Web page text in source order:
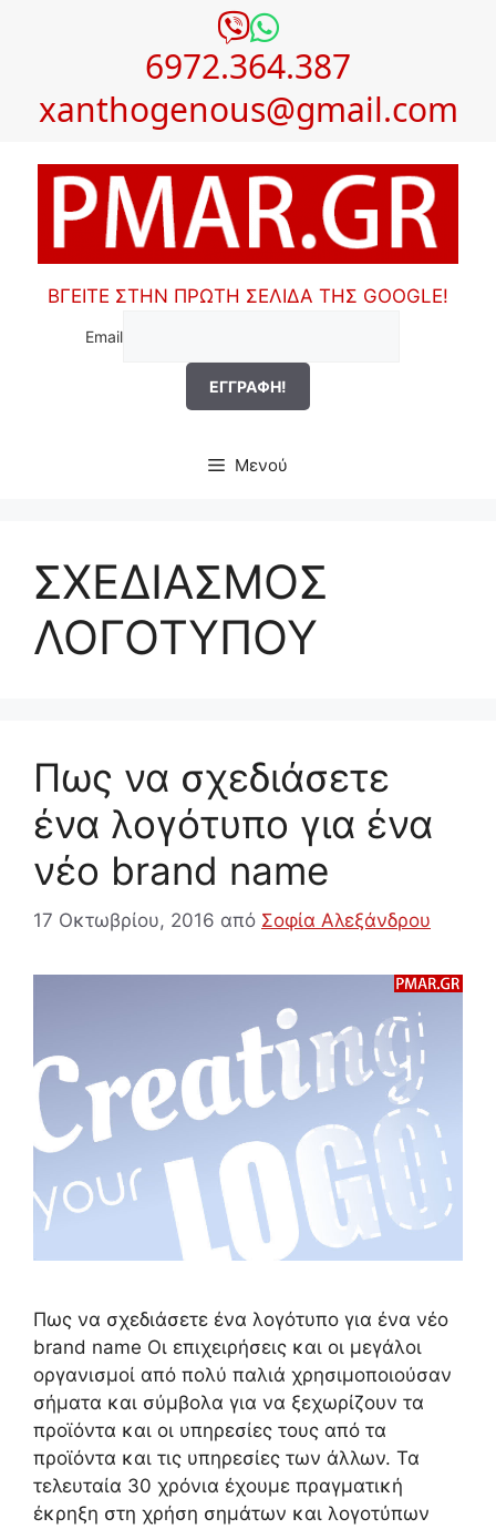
6972.364.387
xanthogenous@gmail.com
ΒΓΕΙΤΕ ΣΤΗΝ ΠΡΩΤΗ ΣΕΛΙΔΑ ΤΗΣ GOOGLE!
Email
Μενού
ΣΧΕΔΙΑΣΜΟΣ
ΛΟΓΟΤΥΠΟΥ
Πως να σχεδιάσετε
ένα λογότυπο για ένα
νέο brand name
17 Οκτωβρίου, 2016 από Σοφία Αλεξάνδρου
Πως να σχεδιάσετε ένα λογότυπο για ένα νέο
brand name Οι επιχειρήσεις και οι μεγάλοι
οργανισμοί από πολύ παλιά χρησιμοποιούσαν
σήματα και σύμβολα για να ξεχωρίζουν τα
προϊόντα και οι υπηρεσίες τους από τα
προϊόντα και τις υπηρεσίες των άλλων. Τα
τελευταία 30 χρόνια έχουμε πραγματική
έκρηξη στη χρήση σημάτων και λογοτύπων